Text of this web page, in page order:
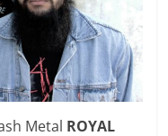
Metal ROYAL